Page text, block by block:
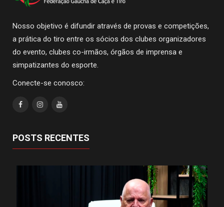
Nosso objetivo é difundir através de provas e competições,
a prática do tiro entre os sócios dos clubes organizadores
do evento, clubes co-irmãos, órgãos de imprensa e
simpatizantes do esporte.
Conecte-se conosco:
POSTS RECENTES